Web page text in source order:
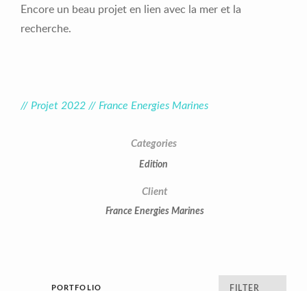
Encore un beau projet en lien avec la mer et la
recherche.
// Projet 2022 // France Energies Marines
Categories
Edition
Client
France Energies Marines
PORTFOLIO FILTER